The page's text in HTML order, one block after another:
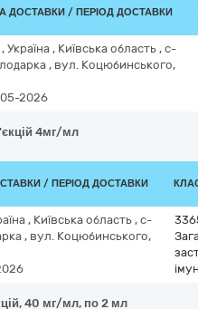
ДОСТАВКИ / ПЕРІОД ДОСТАВКИ
, Україна , Київська область , с-
, вул. Коцюбинського,
2026
4мг/мл
/ ПЕРІОД ДОСТАВКИ
, Київська область , с-
, вул. Коцюбинського,
40 мг/мл, по 2 мл